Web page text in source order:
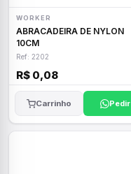
WORKER
ABRACADEIRA DE NYLON
10CM
Ref: 2202
R$ 0,08
Carrinho Pedir